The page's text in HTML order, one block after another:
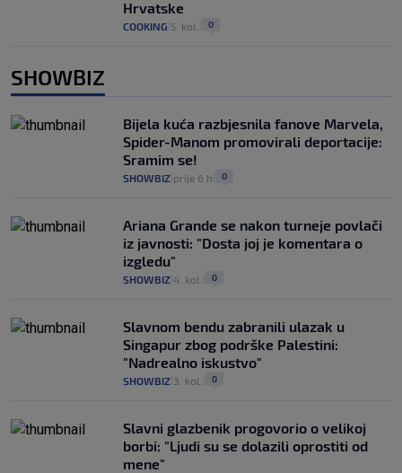
Hrvatske
COOKING 5. kol. 0
SHOWBIZ
Bijela kuća razbjesnila fanove Marvela,
Spider-Manom promovirali deportacije:
Sramim se!
SHOWBIZ prije 6 h 0
Ariana Grande se nakon turneje povlači
iz javnosti: "Dosta joj je komentara o
izgledu"
SHOWBIZ 4. kol. 0
Slavnom bendu zabranili ulazak u
Singapur zbog podrške Palestini:
"Nadrealno iskustvo"
SHOWBIZ 3. kol. 0
Slavni glazbenik progovorio o velikoj
borbi: "Ljudi su se dolazili oprostiti od
mene"